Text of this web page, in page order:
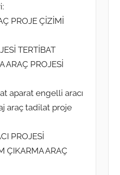
PROJE ÇİZİMİ
TERTİBAT
ARAÇ PROJESİ
aparat engelli aracı
araç tadilat proje
PROJESİ
ÇIKARMA ARAÇ